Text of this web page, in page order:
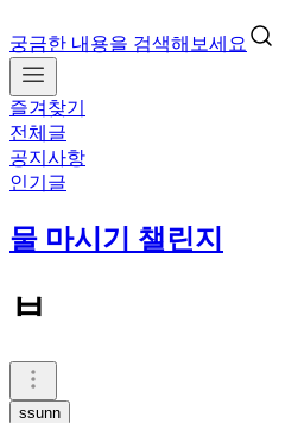
궁금한 내용을 검색해보세요
즐겨찾기
전체글
공지사항
인기글
물 마시기 챌린지
ㅂ
ssunn